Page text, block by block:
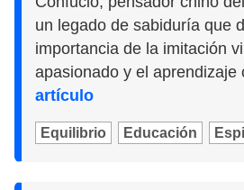
un legado de sabiduría que
importancia de la imitación
apasionado y el aprendizaje
artículo
Equilibrio Educación